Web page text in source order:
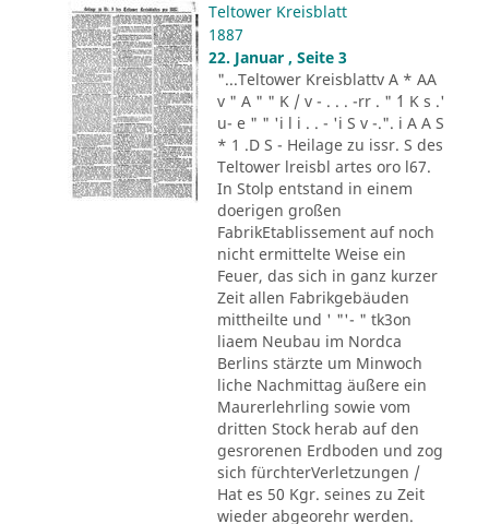
Teltower Kreisblatt
1887
22. Januar , Seite 3
"...Teltower Kreisblattv A * AA
v " A " " K / v - . . . -rr . " ´1 K s .'
u- e " " 'i l i . . - 'i S v -.". i A A S
* 1 .D S - Heilage zu issr. S des
Teltower lreisbl artes oro l67.
In Stolp entstand in einem
doerigen großen
FabrikEtablissement auf noch
nicht ermittelte Weise ein
Feuer, das sich in ganz kurzer
Zeit allen Fabrikgebäuden
mittheilte und ' "'- " tk3on
liaem Neubau im Nordca
Berlins stärzte um Minwoch
liche Nachmittag äußere ein
Maurerlehrling sowie vom
dritten Stock herab auf den
gesrorenen Erdboden und zog
sich fürchterVerletzungen /
Hat es 50 Kgr. seines zu Zeit
wieder abgeorehr werden.